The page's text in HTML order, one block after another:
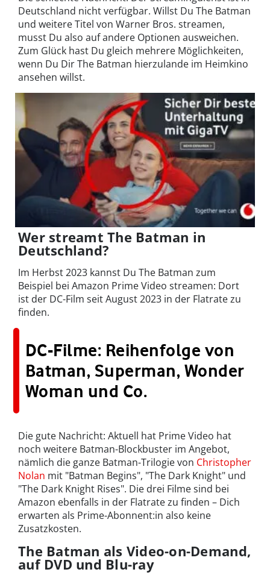
Deutschland nicht verfügbar. Willst Du The Batman
und weitere Titel von Warner Bros. streamen,
musst Du also auf andere Optionen ausweichen.
Zum Glück hast Du gleich mehrere Möglichkeiten,
wenn Du Dir The Batman hierzulande im Heimkino
ansehen willst.
Wer streamt The Batman in
Deutschland?
Im Herbst 2023 kannst Du The Batman zum
Beispiel bei Amazon Prime Video streamen: Dort
ist der DC-Film seit August 2023 in der Flatrate zu
finden.
DC-Filme: Reihenfolge von
Batman, Superman, Wonder
Woman und Co.
Die gute Nachricht: Aktuell hat Prime Video hat
noch weitere Batman-Blockbuster im Angebot,
nämlich die ganze Batman-Trilogie von Christopher
Nolan mit "Batman Begins", "The Dark Knight" und
"The Dark Knight Rises". Die drei Filme sind bei
Amazon ebenfalls in der Flatrate zu finden – Dich
erwarten als Prime-Abonnent:in also keine
Zusatzkosten.
The Batman als Video-on-Demand,
auf DVD und Blu-ray